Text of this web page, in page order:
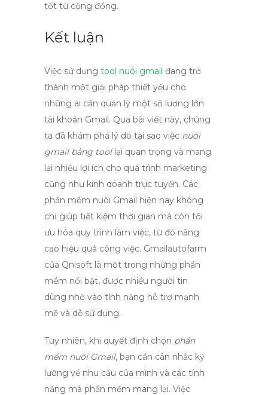
tốt từ cộng đồng.
Kết luận
Việc sử dụng tool nuôi gmail đang trở
thành một giải pháp thiết yếu cho
những ai cần quản lý một số lượng lớn
tài khoản Gmail. Qua bài viết này, chúng
ta đã khám phá lý do tại sao việc nuôi
gmail bằng toollại quan trọng và mang
lại nhiều lợi ích cho quá trình marketing
cũng như kinh doanh trực tuyến. Các
phần mềm nuôi Gmail hiện nay không
chỉ giúp tiết kiệm thời gian mà còn tối
ưu hóa quy trình làm việc, từ đó nâng
cao hiệu quả công việc. Gmailautofarm
của Qnisoft là một trong những phần
mềm nổi bật, được nhiều người tin
dùng nhờ vào tính năng hỗ trợ mạnh
mẽ và dễ sử dụng.
Tuy nhiên, khi quyết định chọn phần
mềm nuôi Gmail, bạn cần cân nhắc kỹ
lưỡng về nhu cầu của mình và các tính
năng mà phần mềm mang lại. Việc